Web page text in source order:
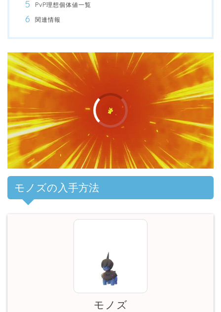
PvP理想個体値一覧
関連情報
00:00 /01:00
モノズの入手方法
モノズ